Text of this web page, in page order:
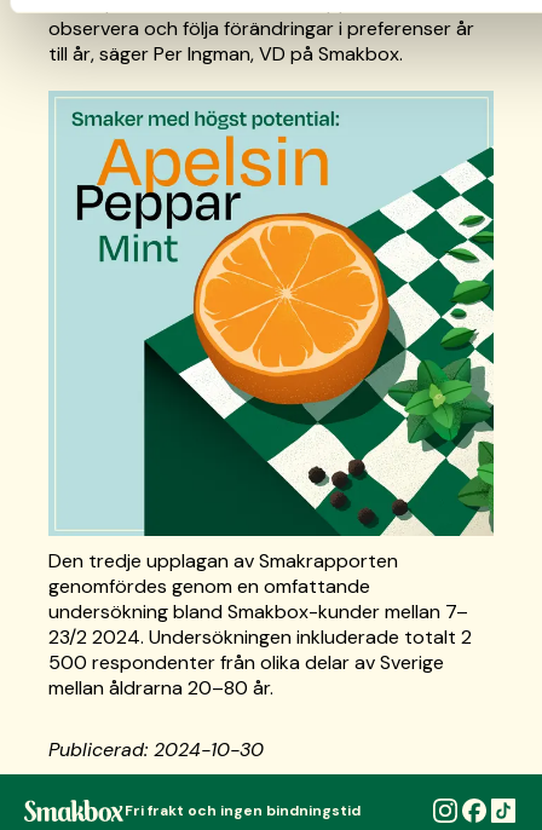
observera och följa förändringar i preferenser år
till år, säger Per Ingman, VD på Smakbox.
Den tredje upplagan av Smakrapporten
genomfördes genom en omfattande
undersökning bland Smakbox-kunder mellan 7–
23/2 2024. Undersökningen inkluderade totalt 2
500 respondenter från olika delar av Sverige
mellan åldrarna 20–80 år.
Publicerad: 2024-10-30
Fri frakt och ingen bindningstid